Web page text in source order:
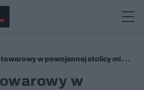
w powojennej stolicy miał
powstawał Cedet w Warszawie
w